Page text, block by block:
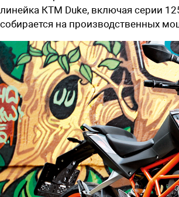
линейка КТМ Duke, включая серии
собирается на производственных